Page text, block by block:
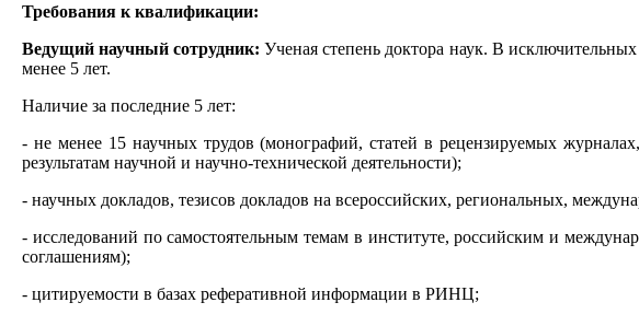
Требования к квалификации:
Ведущий научный сотрудник: Ученая степень доктора наук. В
менее 5 лет.
Наличие за последние 5 лет:
- не менее 15 научных трудов (монографий, статей в рецензируемых
результатам научной и научно-технической деятельности);
- научных докладов, тезисов докладов на всероссийских, региональных,
- исследований по самостоятельным темам в институте, российским и
соглашениям);
- цитируемости в базах реферативной информации в РИНЦ;